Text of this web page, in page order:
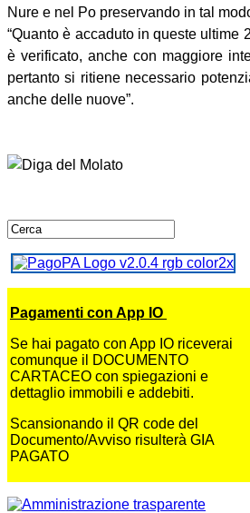
Nure e nel Po preservando in tal
“Quanto è accaduto in queste
è verificato, anche con maggiore
pertanto si ritiene necessario
anche delle nuove”.
Pagamenti con App IO
Se hai pagato con App IO riceverai
comunque il DOCUMENTO
CARTACEO con spiegazioni e
dettaglio immobili e addebiti.
Scansionando il QR code del
Documento/Avviso risulterà GIA
PAGATO